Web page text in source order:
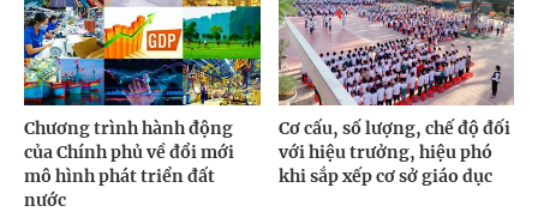
Chương trình hành động
của Chính phủ về đổi mới
mô hình phát triển đất
nước
Cơ cấu, số lượng, chế độ đối
với hiệu trưởng, hiệu phó
khi sắp xếp cơ sở giáo dục